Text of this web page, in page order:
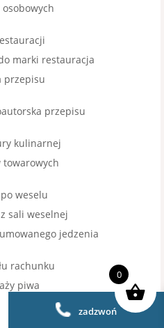
marki restauracja
przepisu
przepisu
kulinarnej
towarowych
weselu
sali weselnej
jedzenia
rachunku
piwa
wymiany kasyzadzwoń
0